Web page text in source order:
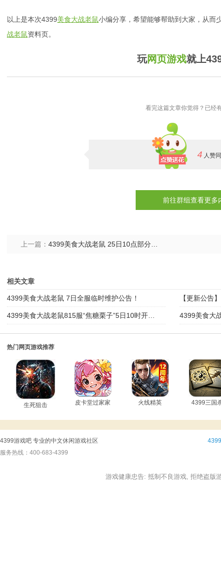
以上是本次4399美食大战老鼠小编分享，希望能够帮助到大家，从而
战老鼠资料页。
玩网页游戏就上
看完这篇文章你觉得？已经
4 人赞同
前往群组查看更多
上一篇： 4399美食大战老鼠 25日10点部分区服跨服维护公告！
相关文章
4399美食大战老鼠 7日全服临时维护公告！ 【更新公告
4399美食大战老鼠815服“焦糖栗子”5日10时开启！ 4399美食大
热门网页游戏推荐
生死狙击 皮卡堂过家家 火线精英 4399三国
4399游戏吧 专业的中文休闲游戏社区
服务热线：400-683-4399
游戏健康忠告: 抵制不良游戏, 拒绝盗版